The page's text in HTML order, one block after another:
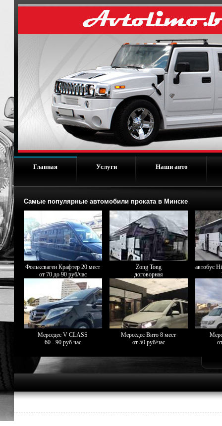
Главная Услуги Наши авто
Самые популярные автомобили проката в Минске
Фольксваген Крафтер 20 мест
от 70 до 90 руб/час
Zong Tong
договорная
автобус
Мерседес V CLASS
60 - 90 руб час
Мерседес Вито 8 мест
от 50 руб/час